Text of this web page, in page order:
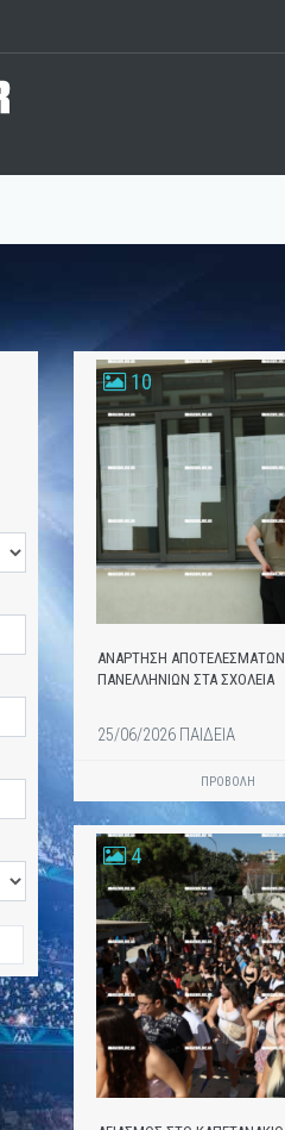
10
ΑΝΑΡΤΗΣΗ ΑΠΟΤΕΛΕΣΜΑΤΩΝ
ΠΑΝΕΛΛΗΝΙΩΝ ΣΤΑ ΣΧΟΛΕΙΑ
25/06/2026 ΠΑΙΔΕΙΑ
ΠΡΟΒΟΛΗ
4